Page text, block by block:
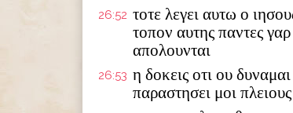
26:52 τοτε λεγει αυτω ο
τοπον αυτης παντες
απολουνται
26:53 η δοκεις οτι ου
παραστησει μοι